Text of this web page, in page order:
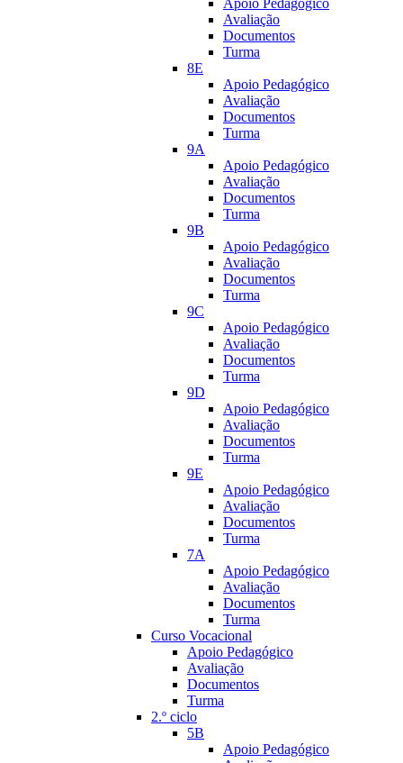
Apoio Pedagógico
Avaliação
Documentos
Turma
8E
Apoio Pedagógico
Avaliação
Documentos
Turma
9A
Apoio Pedagógico
Avaliação
Documentos
Turma
9B
Apoio Pedagógico
Avaliação
Documentos
Turma
9C
Apoio Pedagógico
Avaliação
Documentos
Turma
9D
Apoio Pedagógico
Avaliação
Documentos
Turma
9E
Apoio Pedagógico
Avaliação
Documentos
Turma
7A
Apoio Pedagógico
Avaliação
Documentos
Turma
Curso Vocacional
Apoio Pedagógico
Avaliação
Documentos
Turma
2.º ciclo
5B
Apoio Pedagógico